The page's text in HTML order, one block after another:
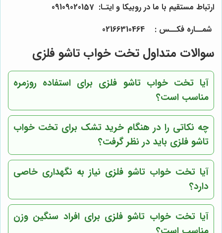
ارتباط مستقیم با ما در روبیکا و ایتـا: 0910
9020157
شمــاره فکــس :
02166310464
سوالات متداول تخت خواب تاشو فلزی
آیا تخت خواب تاشو فلزی برای استفاده روزمره
مناسب است؟
چه نکاتی را در هنگام خرید تشک برای تخت خواب
تاشو فلزی باید در نظر گرفت؟
آیا تخت خواب تاشو فلزی نیاز به نگهداری خاصی
دارد؟
آیا تخت خواب تاشو فلزی برای افراد سنگین وزن